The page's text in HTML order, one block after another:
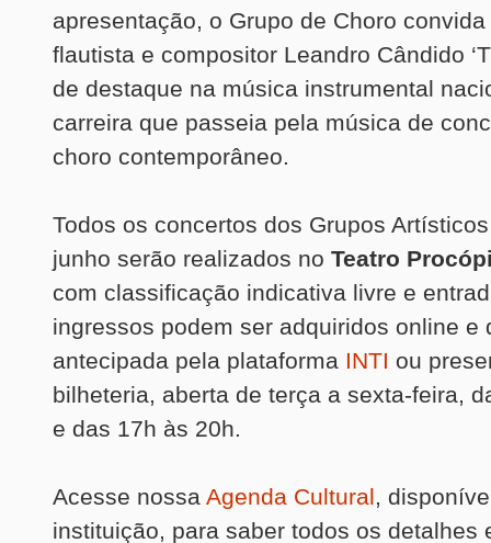
apresentação, o Grupo de Choro
flautista e compositor Leandro Cândido
de destaque na música instrumental
carreira que passeia pela música de
choro contemporâneo.
Todos os concertos dos Grupos
junho serão realizados no Teatro
com classificação indicativa livre e
ingressos podem ser adquiridos online e
antecipada pela plataforma INTI ou
bilheteria, aberta de terça a sexta-feira,
e das 17h às 20h.
Acesse nossa Agenda Cultural,
instituição, para saber todos os detalhes